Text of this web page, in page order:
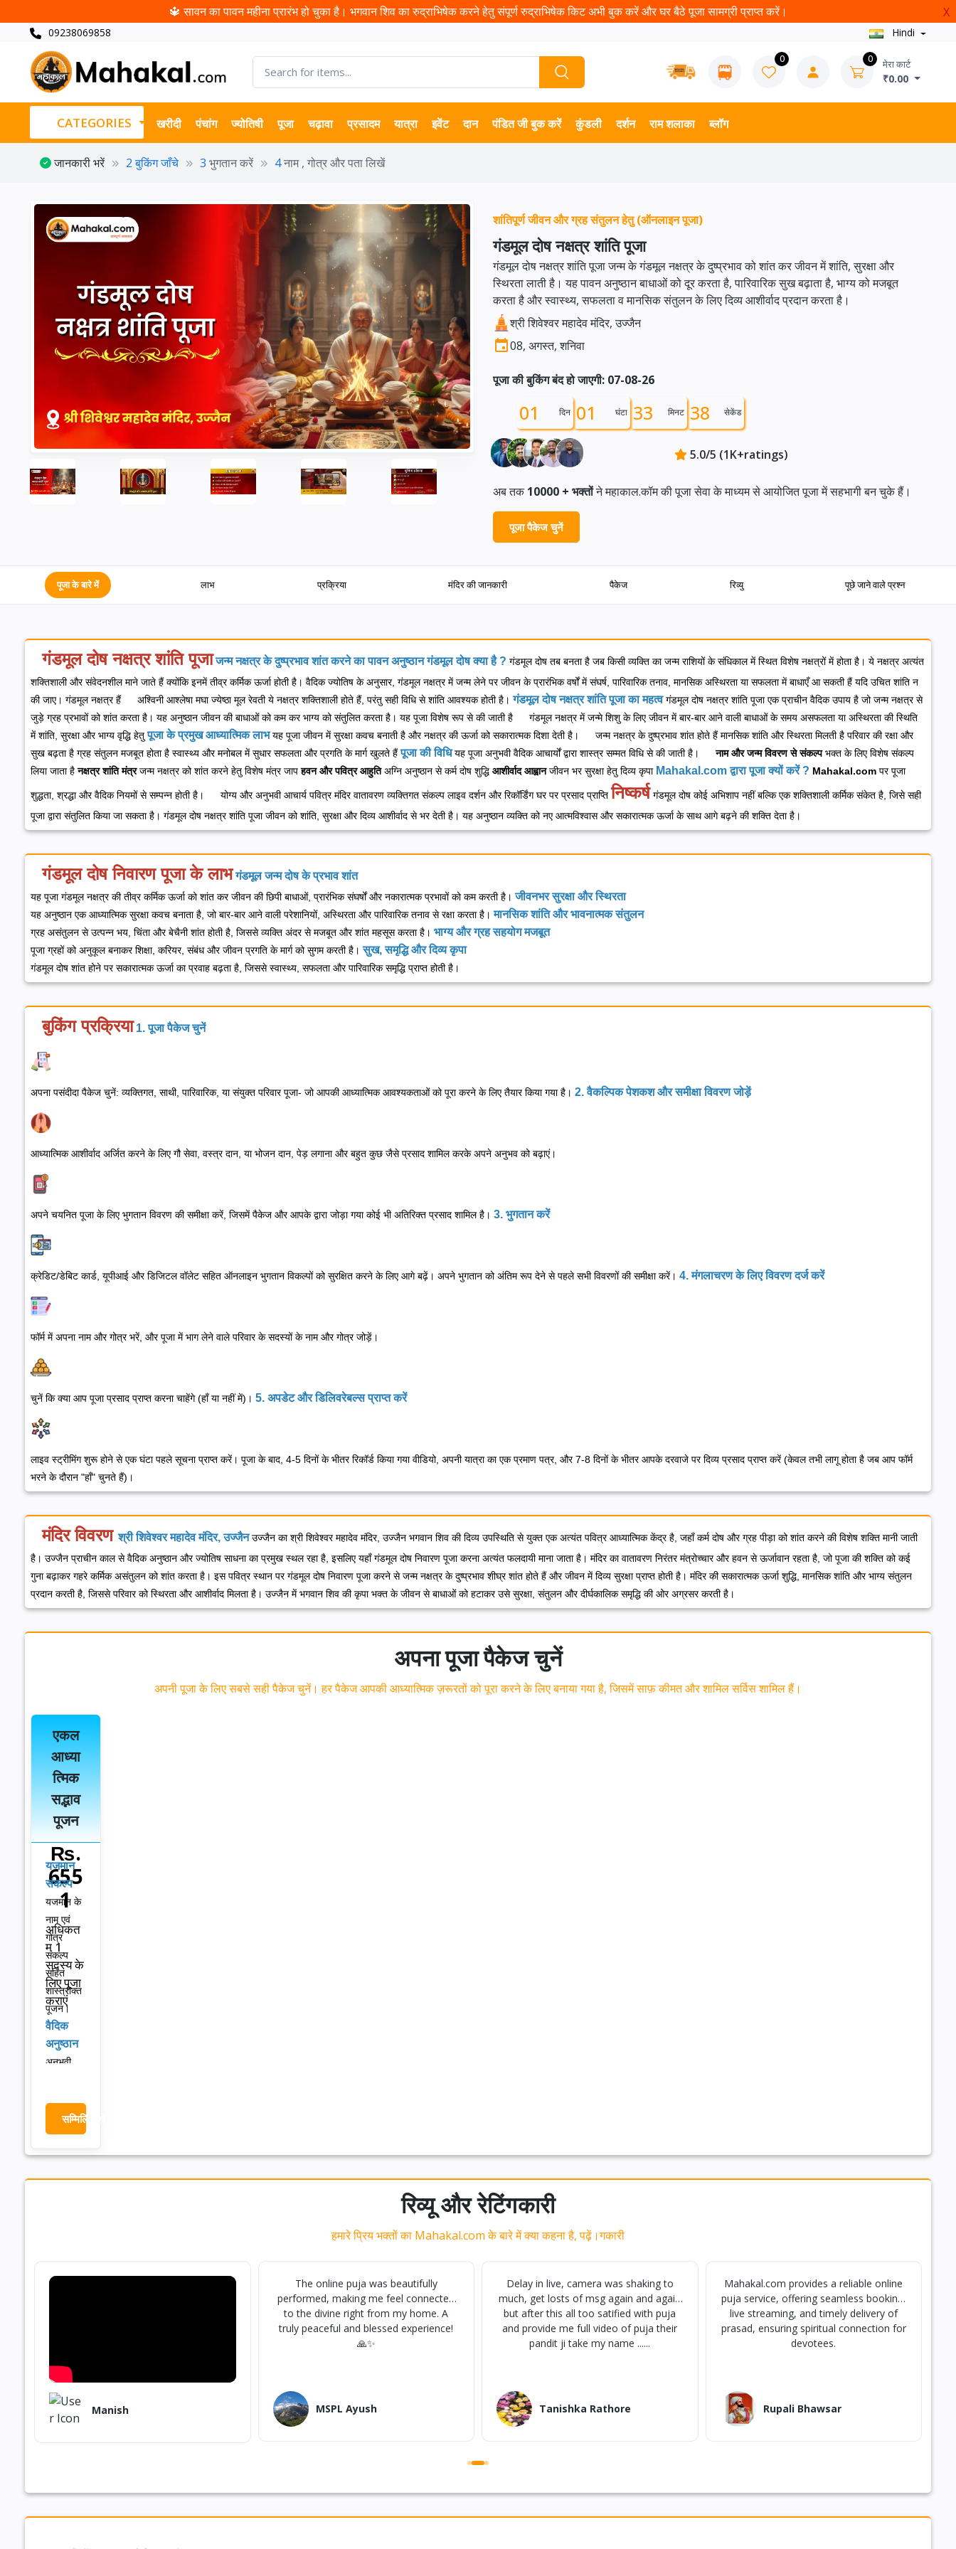
🔱 सावन का पावन महीना प्रारंभ हो चुका है। भगवान शिव का रुद्राभिषेक करने हेतु संपूर्ण रुद्राभिषेक किट अभी बुक करें और घर बैठे पूजा सामग्री प्राप्त करें। X
09238069858 Hindi
0 0 मेरा कार्ट
₹0.00
CATEGORIES खरीदी पंचांग ज्योतिषी पूजा चढ़ावा प्रसादम यात्रा इवेंट दान पंडित जी बुक करें कुंडली दर्शन राम शलाका ब्लॉग
जानकारी भरें 2 बुकिंग जाँचे 3 भुगतान करें 4नाम , गोत्र और पता लिखें
शांतिपूर्ण जीवन और ग्रह संतुलन हेतु (ऑनलाइन पूजा)
गंडमूल दोष नक्षत्र शांति पूजा
गंडमूल दोष नक्षत्र शांति पूजा जन्म के गंडमूल नक्षत्र के दुष्प्रभाव को शांत कर जीवन में शांति, सुरक्षा और
स्थिरता लाती है। यह पावन अनुष्ठान बाधाओं को दूर करता है, पारिवारिक सुख बढ़ाता है, भाग्य को मजबूत
करता है और स्वास्थ्य, सफलता व मानसिक संतुलन के लिए दिव्य आशीर्वाद प्रदान करता है।
श्री शिवेश्वर महादेव मंदिर, उज्जैन
08, अगस्त, शनिवा
पूजा की बुकिंग बंद हो जाएगी: 07-08-26
01 दिन 01 घंटा 33 मिनट 37 सेकेंड
5.0/5 (1K+ratings)
अब तक 10000 + भक्तोंने महाकाल.कॉम की पूजा सेवा के माध्यम से आयोजित पूजा में सहभागी बन चुके हैं।
पूजा पैकेज चुनें
पूजा के बारे में लाभ प्रक्रिया मंदिर की जानकारी पैकेज रिव्यु पूछे जाने वाले प्रश्न
गंडमूल दोष नक्षत्र शांति पूजा जन्म नक्षत्र के दुष्प्रभाव शांत करने का पावन अनुष्ठान गंडमूल दोष क्या है ? गंडमूल दोष तब बनता है जब किसी व्यक्ति का जन्म राशियों के संधिकाल में स्थित विशेष नक्षत्रों में होता है। ये नक्षत्र अत्यंत
शक्तिशाली और संवेदनशील माने जाते हैं क्योंकि इनमें तीव्र कर्मिक ऊर्जा होती है। वैदिक ज्योतिष के अनुसार, गंडमूल नक्षत्र में जन्म लेने पर जीवन के प्रारंभिक वर्षों में संघर्ष, पारिवारिक तनाव, मानसिक अस्थिरता या सफलता में बाधाएँ आ सकती हैं यदि उचित शांति न
की जाए। गंडमूल नक्षत्र हैं अश्विनी आश्लेषा मघा ज्येष्ठा मूल रेवती ये नक्षत्र शक्तिशाली होते हैं, परंतु सही विधि से शांति आवश्यक होती है। गंडमूल दोष नक्षत्र शांति पूजा का महत्व गंडमूल दोष नक्षत्र शांति पूजा एक प्राचीन वैदिक उपाय है जो जन्म नक्षत्र से
जुड़े ग्रह प्रभावों को शांत करता है। यह अनुष्ठान जीवन की बाधाओं को कम कर भाग्य को संतुलित करता है। यह पूजा विशेष रूप से की जाती है गंडमूल नक्षत्र में जन्मे शिशु के लिए जीवन में बार-बार आने वाली बाधाओं के समय असफलता या अस्थिरता की स्थिति
में शांति, सुरक्षा और भाग्य वृद्धि हेतु पूजा के प्रमुख आध्यात्मिक लाभ यह पूजा जीवन में सुरक्षा कवच बनाती है और नक्षत्र की ऊर्जा को सकारात्मक दिशा देती है। जन्म नक्षत्र के दुष्प्रभाव शांत होते हैं मानसिक शांति और स्थिरता मिलती है परिवार की रक्षा और
सुख बढ़ता है ग्रह संतुलन मजबूत होता है स्वास्थ्य और मनोबल में सुधार सफलता और प्रगति के मार्ग खुलते हैं पूजा की विधि यह पूजा अनुभवी वैदिक आचार्यों द्वारा शास्त्र सम्मत विधि से की जाती है। नाम और जन्म विवरण से संकल्पभक्त के लिए विशेष संकल्प
लिया जाता है नक्षत्र शांति मंत्रजन्म नक्षत्र को शांत करने हेतु विशेष मंत्र जाप हवन और पवित्र आहुतिअग्नि अनुष्ठान से कर्म दोष शुद्धि आशीर्वाद आह्वानजीवन भर सुरक्षा हेतु दिव्य कृपा Mahakal.com द्वारा पूजा क्यों करें ? Mahakal.com पर पूजा
शुद्धता, श्रद्धा और वैदिक नियमों से सम्पन्न होती है। योग्य और अनुभवी आचार्य पवित्र मंदिर वातावरण व्यक्तिगत संकल्प लाइव दर्शन और रिकॉर्डिंग घर पर प्रसाद प्राप्ति निष्कर्ष गंडमूल दोष कोई अभिशाप नहीं बल्कि एक शक्तिशाली कर्मिक संकेत है, जिसे सही
पूजा द्वारा संतुलित किया जा सकता है। गंडमूल दोष नक्षत्र शांति पूजा जीवन को शांति, सुरक्षा और दिव्य आशीर्वाद से भर देती है। यह अनुष्ठान व्यक्ति को नए आत्मविश्वास और सकारात्मक ऊर्जा के साथ आगे बढ़ने की शक्ति देता है।
गंडमूल दोष निवारण पूजा के लाभ गंडमूल जन्म दोष के प्रभाव शांत
यह पूजा गंडमूल नक्षत्र की तीव्र कर्मिक ऊर्जा को शांत कर जीवन की छिपी बाधाओं, प्रारंभिक संघर्षों और नकारात्मक प्रभावों को कम करती है। जीवनभर सुरक्षा और स्थिरता
यह अनुष्ठान एक आध्यात्मिक सुरक्षा कवच बनाता है, जो बार-बार आने वाली परेशानियों, अस्थिरता और पारिवारिक तनाव से रक्षा करता है। मानसिक शांति और भावनात्मक संतुलन
ग्रह असंतुलन से उत्पन्न भय, चिंता और बेचैनी शांत होती है, जिससे व्यक्ति अंदर से मजबूत और शांत महसूस करता है। भाग्य और ग्रह सहयोग मजबूत
पूजा ग्रहों को अनुकूल बनाकर शिक्षा, करियर, संबंध और जीवन प्रगति के मार्ग को सुगम करती है। सुख, समृद्धि और दिव्य कृपा
गंडमूल दोष शांत होने पर सकारात्मक ऊर्जा का प्रवाह बढ़ता है, जिससे स्वास्थ्य, सफलता और पारिवारिक समृद्धि प्राप्त होती है।
बुकिंग प्रक्रिया 1. पूजा पैकेज चुनें
अपना पसंदीदा पैकेज चुनें: व्यक्तिगत, साथी, पारिवारिक, या संयुक्त परिवार पूजा- जो आपकी आध्यात्मिक आवश्यकताओं को पूरा करने के लिए तैयार किया गया है। 2. वैकल्पिक पेशकश और समीक्षा विवरण जोड़ें
आध्यात्मिक आशीर्वाद अर्जित करने के लिए गौ सेवा, वस्त्र दान, या भोजन दान, पेड़ लगाना और बहुत कुछ जैसे प्रसाद शामिल करके अपने अनुभव को बढ़ाएं।
अपने चयनित पूजा के लिए भुगतान विवरण की समीक्षा करें, जिसमें पैकेज और आपके द्वारा जोड़ा गया कोई भी अतिरिक्त प्रसाद शामिल है। 3. भुगतान करें
क्रेडिट/डेबिट कार्ड, यूपीआई और डिजिटल वॉलेट सहित ऑनलाइन भुगतान विकल्पों को सुरक्षित करने के लिए आगे बढ़ें। अपने भुगतान को अंतिम रूप देने से पहले सभी विवरणों की समीक्षा करें। 4. मंगलाचरण के लिए विवरण दर्ज करें
फॉर्म में अपना नाम और गोत्र भरें, और पूजा में भाग लेने वाले परिवार के सदस्यों के नाम और गोत्र जोड़ें।
चुनें कि क्या आप पूजा प्रसाद प्राप्त करना चाहेंगे (हाँ या नहीं में)। 5. अपडेट और डिलिवरेबल्स प्राप्त करें
लाइव स्ट्रीमिंग शुरू होने से एक घंटा पहले सूचना प्राप्त करें। पूजा के बाद, 4-5 दिनों के भीतर रिकॉर्ड किया गया वीडियो, अपनी यात्रा का एक प्रमाण पत्र, और 7-8 दिनों के भीतर आपके दरवाजे पर दिव्य प्रसाद प्राप्त करें (केवल तभी लागू होता है जब आप फॉर्म
भरने के दौरान "हाँ" चुनते हैं)।
मंदिर विवरणश्री शिवेश्वर महादेव मंदिर, उज्जैन उज्जैन का श्री शिवेश्वर महादेव मंदिर, उज्जैन भगवान शिव की दिव्य उपस्थिति से युक्त एक अत्यंत पवित्र आध्यात्मिक केंद्र है, जहाँ कर्म दोष और ग्रह पीड़ा को शांत करने की विशेष शक्ति मानी जाती
है। उज्जैन प्राचीन काल से वैदिक अनुष्ठान और ज्योतिष साधना का प्रमुख स्थल रहा है, इसलिए यहाँ गंडमूल दोष निवारण पूजा करना अत्यंत फलदायी माना जाता है। मंदिर का वातावरण निरंतर मंत्रोच्चार और हवन से ऊर्जावान रहता है, जो पूजा की शक्ति को कई
गुना बढ़ाकर गहरे कर्मिक असंतुलन को शांत करता है। इस पवित्र स्थान पर गंडमूल दोष निवारण पूजा करने से जन्म नक्षत्र के दुष्प्रभाव शीघ्र शांत होते हैं और जीवन में दिव्य सुरक्षा प्राप्त होती है। मंदिर की सकारात्मक ऊर्जा शुद्धि, मानसिक शांति और भाग्य संतुलन
प्रदान करती है, जिससे परिवार को स्थिरता और आशीर्वाद मिलता है। उज्जैन में भगवान शिव की कृपा भक्त के जीवन से बाधाओं को हटाकर उसे सुरक्षा, संतुलन और दीर्घकालिक समृद्धि की ओर अग्रसर करती है।
अपना पूजा पैकेज चुनें
अपनी पूजा के लिए सबसे सही पैकेज चुनें। हर पैकेज आपकी आध्यात्मिक ज़रूरतों को पूरा करने के लिए बनाया गया है, जिसमें साफ़ कीमत और शामिल सर्विस शामिल हैं।
एकल
आध्या
त्मिक
सद्भाव
पूजन
₨.
655
1
अधिकत
म 1
सदस्य के
लिए पूजा
कराएं
यजमान
संकल्प
यजमान के
नाम एवं
गोत्र
संकल्प
सहित
शास्त्रोक्त
पूजन।
वैदिक
अनुष्ठान
अनुभवी
मंत्रोच्चार
लाइव दर्शन
सहभागिता
दीप दान, गौ
सेवा एवं
अन्य पुण्य
सम्मिलित हो (6551/-)
रिव्यू और रेटिंगकारी
हमारे प्रिय भक्तों का Mahakal.com के बारे में क्या कहना है, पढ़ें।गकारी
Manish
The online puja was beautifully
performed, making me feel connected
to the divine right from my home. A
truly peaceful and blessed experience!
🙏✨
MSPL Ayush
Delay in live, camera was shaking to
much, get losts of msg again and again
but after this all too satified with puja
and provide me full video of puja their
pandit ji take my name ......
Tanishka Rathore
Mahakal.com provides a reliable online
puja service, offering seamless booking,
live streaming, and timely delivery of
prasad, ensuring spiritual connection for
devotees.
Rupali Bhawsar